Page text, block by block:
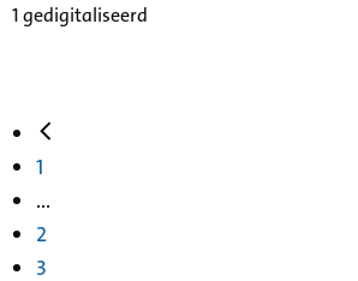
1 gedigitaliseerd
1
...
2
3